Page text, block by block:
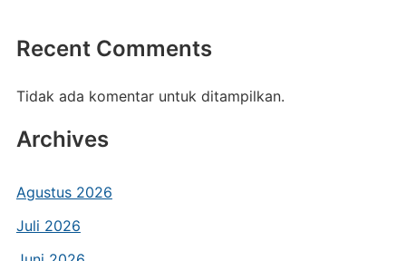
Recent Comments
Tidak ada komentar untuk ditampilkan.
Archives
Agustus 2026
Juli 2026